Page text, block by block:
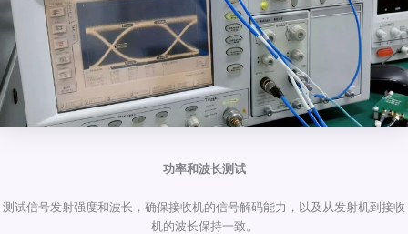
功率和波长测试
测试信号发射强度和波长，确保接收机的信号解码能力，以及从发射机到接收
机的波长保持一致。